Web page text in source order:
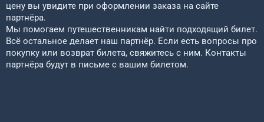
цену вы увидите при оформлении заказа на сайте
партнёра.
Мы помогаем путешественникам найти подходящий билет.
Всё остальное делает наш партнёр. Если есть вопросы про
покупку или возврат билета, свяжитесь с ним. Контакты
партнёра будут в письме с вашим билетом.